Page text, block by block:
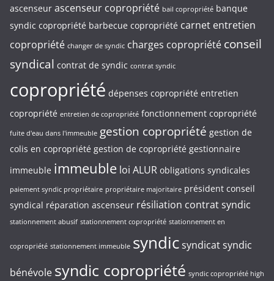
ascenseur ascenseur copropriété bail copropriété banque
syndic copropriété barbecue copropriété carnet entretien
copropriété changer de syndic charges copropriété conseil
syndical contrat de syndic contrat syndic
copropriété dépenses copropriété entretien
copropriété entretien de copropriété fonctionnement copropriété
fuite d'eau dans l'immeuble gestion copropriété gestion de
colis en copropriété gestion de copropriété gestionnaire
immeuble immeuble loi ALUR obligations syndicales
paiement syndic propriétaire propriétaire majoritaire président conseil
syndical réparation ascenseur résiliation contrat syndic
stationnement abusif stationnement copropriété stationnement en
copropriété stationnement immeuble syndicsyndicatsyndic
bénévole syndic copropriété syndic copropriété high